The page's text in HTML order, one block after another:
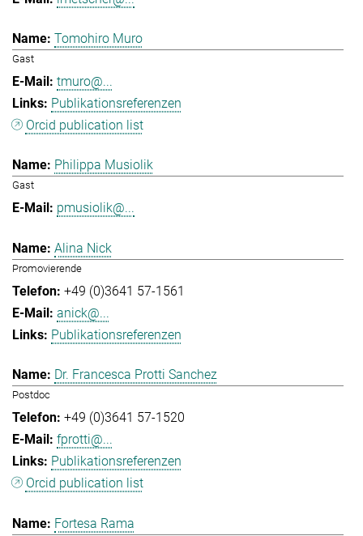
Tomohiro Muro
Gast
tmuro@...
Publikationsreferenzen
Orcid publication list
Philippa Musiolik
Gast
pmusiolik@...
Alina Nick
Promovierende
+49 (0)3641 57-1561
anick@...
Publikationsreferenzen
Dr. Francesca Protti Sanchez
Postdoc
+49 (0)3641 57-1520
fprotti@...
Publikationsreferenzen
Orcid publication list
Fortesa Rama